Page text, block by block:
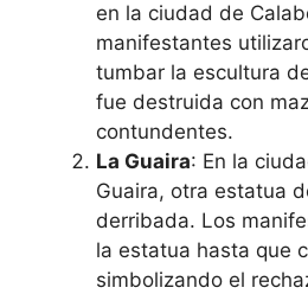
en la ciudad de
manifestantes
tumbar la escultura
fue destruida con
contundentes.
La Guaira: En la
Guaira, otra estatua
derribada. Los
la estatua hasta que
simbolizando el